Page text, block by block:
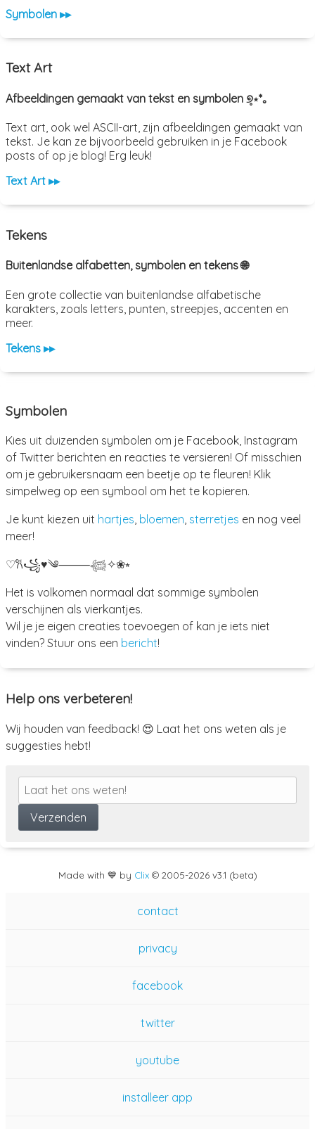
Symbolen ▸▸
Text Art
Afbeeldingen gemaakt van tekst en symbolen ୭̥⋆*｡
Text art, ook wel ASCII-art, zijn afbeeldingen gemaakt van
tekst. Je kan ze bijvoorbeeld gebruiken in je Facebook
posts of op je blog! Erg leuk!
Text Art ▸▸
Tekens
Buitenlandse alfabetten, symbolen en tekens 🌐
Een grote collectie van buitenlandse alfabetische
karakters, zoals letters, punten, streepjes, accenten en
meer.
Tekens ▸▸
Symbolen
Kies uit duizenden symbolen om je Facebook, Instagram
of Twitter berichten en reacties te versieren! Of misschien
om je gebruikersnaam een beetje op te fleuren! Klik
simpelweg op een symbool om het te kopieren.
Je kunt kiezen uit hartjes, bloemen, sterretjes en nog veel
meer!
♡𐙚꧁♥༄⸻𓆉✧❀⭒
Het is volkomen normaal dat sommige symbolen
verschijnen als vierkantjes.
Wil je je eigen creaties toevoegen of kan je iets niet
vinden? Stuur ons een bericht!
Help ons verbeteren!
Wij houden van feedback! 😍 Laat het ons weten als je
suggesties hebt!
Made with 💙 by Clix© 2005-2026 v3.1 (beta)
contact
privacy
facebook
twitter
youtube
installeer app